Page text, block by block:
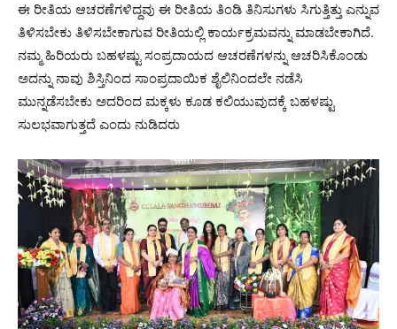
ಈ ರೀತಿಯ ಆಚರಣೆಗಳಿದ್ದವು ಈ ರೀತಿಯ ತಿಂಡಿ ತಿನಿಸುಗಳು ಸಿಗುತ್ತಿತ್ತು ಎನ್ನುವ
ತಿಳಿಸಬೇಕು ತಿಳಿಸಬೇಕಾಗುವ ರೀತಿಯಲ್ಲಿ ಕಾರ್ಯಕ್ರಮವನ್ನು ಮಾಡಬೇಕಾಗಿದೆ.
ನಮ್ಮ ಹಿರಿಯರು ಬಹಳಷ್ಟು ಸಂಪ್ರದಾಯದ ಆಚರಣೆಗಳನ್ನು ಆಚರಿಸಿಕೊಂಡು
ಅದನ್ನು ನಾವು ಶಿಸ್ತಿನಿಂದ ಸಾಂಪ್ರದಾಯಿಕ ಶೈಲಿನಿಂದಲೇ ನಡೆಸಿ
ಮುನ್ನಡೆಸಬೇಕು ಅದರಿಂದ ಮಕ್ಕಳು ಕೂಡ ಕಲಿಯುವುದಕ್ಕೆ ಬಹಳಷ್ಟು
ಸುಲಭವಾಗುತ್ತದೆ ಎಂದು ನುಡಿದರು